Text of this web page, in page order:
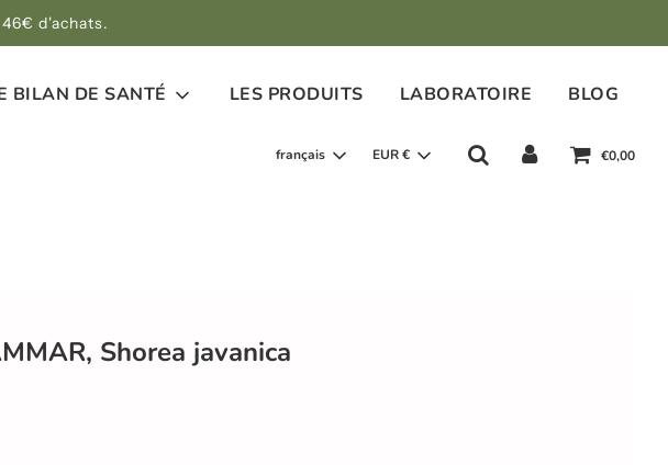
d'achats.
BILAN DE SANTÉ LES PRODUITS LABORATOIRE BLOG
français EUR € €0,00
Shorea javanica